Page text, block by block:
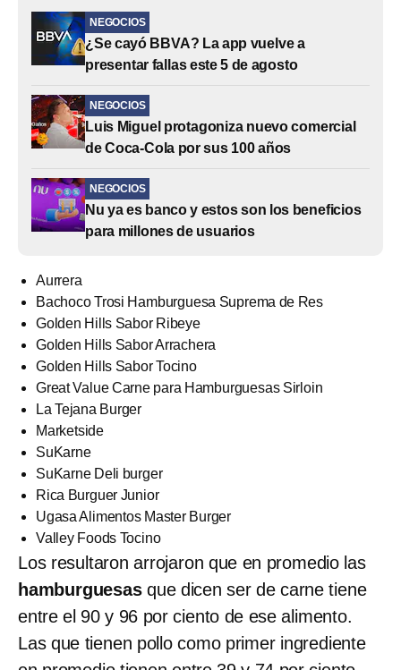
NEGOCIOS
¿Se cayó BBVA? La app vuelve a
presentar fallas este 5 de agosto
NEGOCIOS
Luis Miguel protagoniza nuevo comercial
de Coca-Cola por sus 100 años
NEGOCIOS
Nu ya es banco y estos son los beneficios
para millones de usuarios
Aurrera
Bachoco Trosi Hamburguesa Suprema de Res
Golden Hills Sabor Ribeye
Golden Hills Sabor Arrachera
Golden Hills Sabor Tocino
Great Value Carne para Hamburguesas Sirloin
La Tejana Burger
Marketside
SuKarne
SuKarne Deli burger
Rica Burguer Junior
Ugasa Alimentos Master Burger
Valley Foods Tocino
Los resultaron arrojaron que en promedio las
hamburguesasque dicen ser de carne tiene
entre el 90 y 96 por ciento de ese alimento.
Las que tienen pollo como primer ingrediente